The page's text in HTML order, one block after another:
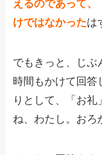
えるのであって
けではなかったは
でもきっと、じぶ
時間もかけて回答
りとして、「お礼
ね、わたし。おろ